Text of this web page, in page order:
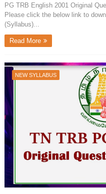
PG TRB English 2001 Original
Please click the below link to
(Syllabus)...
Read More
NEW SYLLABUS